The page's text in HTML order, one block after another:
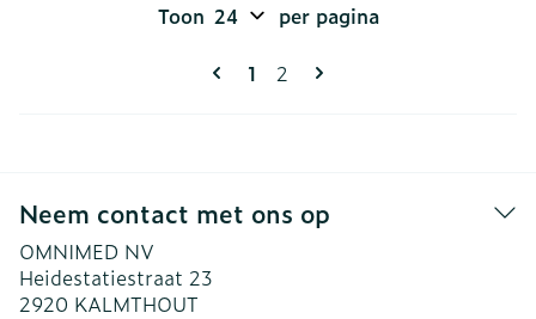
Pagina's
U lees momenteel pagina
1 Pagina
2
Toon per pagina
Neem contact met ons op
OMNIMED NV
Heidestatiestraat 23
2920 KALMTHOUT